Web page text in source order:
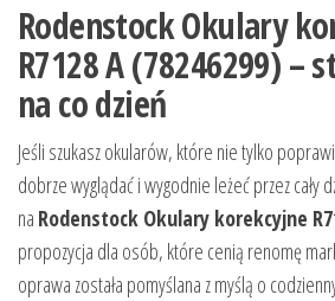
Rodenstock Okulary
R7128 A (78246299)
na co dzień
Jeśli szukasz okularów, które nie tylko
dobrze wyglądać i wygodnie leżeć przez cały
na Rodenstock Okulary korekcyjne
propozycja dla osób, które cenią renomę
oprawa została pomyślana z myślą o